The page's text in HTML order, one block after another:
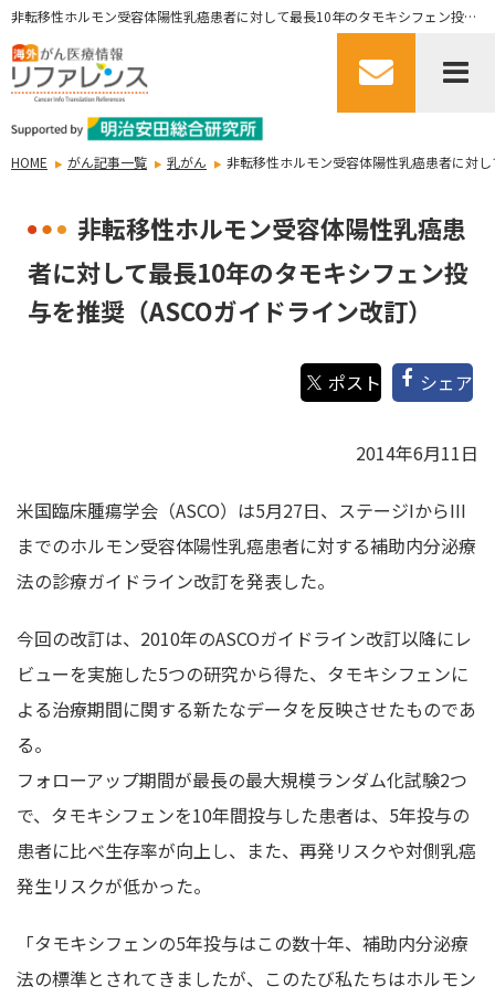
非転移性ホルモン受容体陽性乳癌患者に対して最長10年のタモキシフェン投与を推奨（ASCOガイドライン改訂）
HOME がん記事一覧 乳がん 非転移性ホルモン受容体陽性乳癌患者に対
非転移性ホルモン受容体陽性乳癌患
者に対して最長10年のタモキシフェン投
与を推奨（ASCOガイドライン改訂）
シェア
2014年6月11日
米国臨床腫瘍学会（ASCO）は5月27日、ステージIからIII
までのホルモン受容体陽性乳癌患者に対する補助内分泌療
法の診療ガイドライン改訂を発表した。
今回の改訂は、2010年のASCOガイドライン改訂以降にレ
ビューを実施した5つの研究から得た、タモキシフェンに
よる治療期間に関する新たなデータを反映させたものであ
る。
フォローアップ期間が最長の最大規模ランダム化試験2つ
で、タモキシフェンを10年間投与した患者は、5年投与の
患者に比べ生存率が向上し、また、再発リスクや対側乳癌
発生リスクが低かった。
「タモキシフェンの5年投与はこの数十年、補助内分泌療
法の標準とされてきましたが、このたび私たちはホルモン